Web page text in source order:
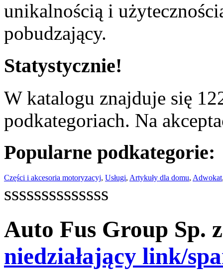
unikalnością i
pobudzający.
Statystycznie!
W katalogu znajduje się
podkategoriach. Na
Popularne podkategorie:
Części i akcesoria motoryzacyj, Usługi, Artykuły dla domu, Adwokat
ssssssssssssss
Auto Fus Group Sp.
niedziałający link/